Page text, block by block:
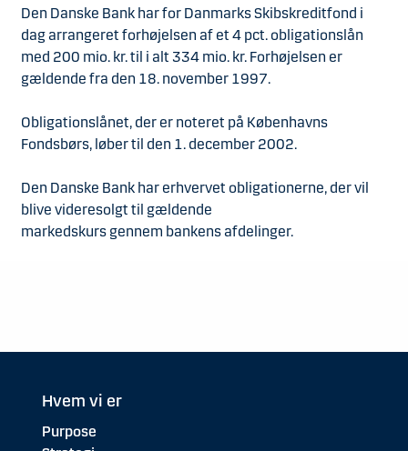
Den Danske Bank har for Danmarks Skibskreditfond i
dag arrangeret forhøjelsen af et 4 pct. obligationslån
med 200 mio. kr. til i alt 334 mio. kr. Forhøjelsen er
gældende fra den 18. november 1997.
Obligationslånet, der er noteret på Københavns
Fondsbørs, løber til den 1. december 2002.
Den Danske Bank har erhvervet obligationerne, der vil
blive videresolgt til gældende
markedskurs gennem bankens afdelinger.
Hvem vi er
Purpose